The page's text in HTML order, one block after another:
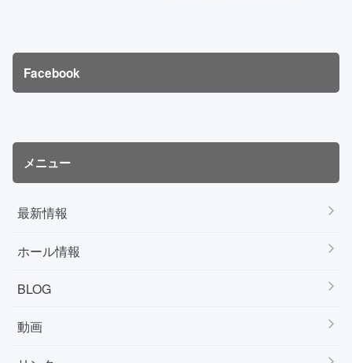
Facebook
メニュー
最新情報
ホール情報
BLOG
動画